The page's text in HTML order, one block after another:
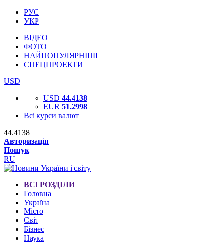
РУС
УКР
ВІДЕО
ФОТО
НАЙПОПУЛЯРНІШІ
СПЕЦПРОЕКТИ
USD
USD 44.4138
EUR 51.2998
Всі курси валют
44.4138
Авторизація
Пошук
RU
ВСІ РОЗДІЛИ
Головна
Україна
Місто
Світ
Бізнес
Наука